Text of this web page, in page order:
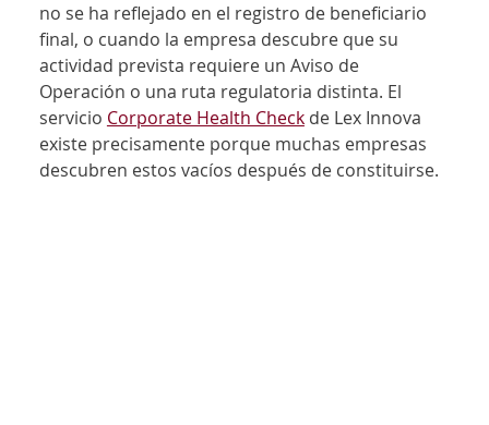
no se ha reflejado en el registro de beneficiario
final, o cuando la empresa descubre que su
actividad prevista requiere un Aviso de
Operación o una ruta regulatoria distinta. El
servicio Corporate Health Check de Lex Innova
existe precisamente porque muchas empresas
descubren estos vacíos después de constituirse.